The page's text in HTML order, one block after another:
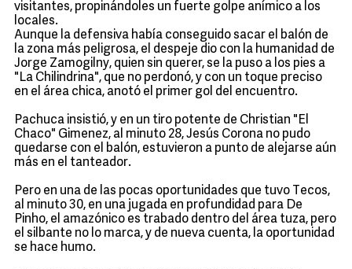
visitantes, propinándoles un fuerte golpe anímico a los
locales.
Aunque la defensiva había conseguido sacar el balón de
la zona más peligrosa, el despeje dio con la humanidad de
Jorge Zamogilny, quien sin querer, se la puso a los pies a
"La Chilindrina", que no perdonó, y con un toque preciso
en el área chica, anotó el primer gol del encuentro.
Pachuca insistió, y en un tiro potente de Christian "El
Chaco" Gimenez, al minuto 28, Jesús Corona no pudo
quedarse con el balón, estuvieron a punto de alejarse aún
más en el tanteador.
Pero en una de las pocas oportunidades que tuvo Tecos,
al minuto 30, en una jugada en profundidad para De
Pinho, el amazónico es trabado dentro del área tuza, pero
el silbante no lo marca, y de nueva cuenta, la oportunidad
se hace humo.